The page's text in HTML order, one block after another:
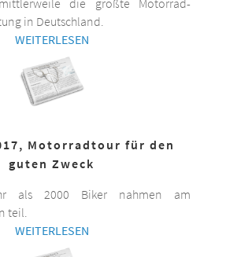
in Deutschland.
WEITERLESEN
Motorradtour für den
guten Zweck
als 2000 Biker nahmen am
teil.
WEITERLESEN